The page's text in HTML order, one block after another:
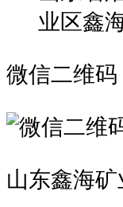
业区鑫
微信二维码
山东鑫海